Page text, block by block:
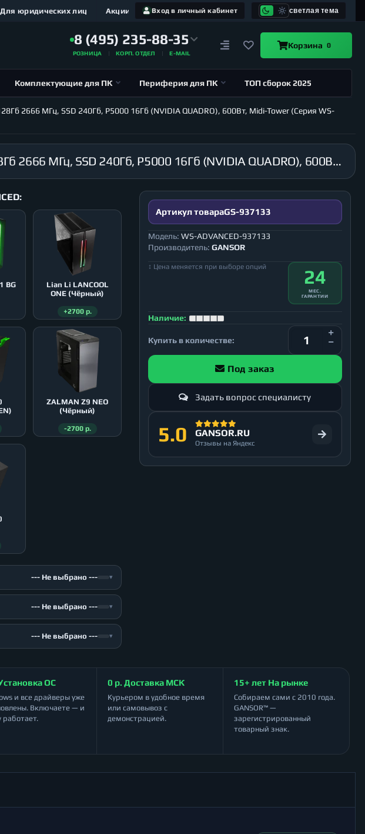
Вход в личный кабинет светлая тема
Для юридических лиц Акции
8 (495) 235-88-35
РОЗНИЦА КОРП. ОТДЕЛ E-MAIL
Корзина 0
Комплектующие для ПК Периферия для ПК ТОП сборок 2025
2666 МГц, SSD 240Гб, P5000 16Гб (NVIDIA QUADRO), 600Вт, Midi-Tower (Серия WS-
Графическая станция GANSOR-937133 Intel i9-10980XE 3.0 ГГц, X299, 128Гб 2666 МГц, SSD 240Гб, P5000 16Гб (NVIDIA QUADRO), 600Вт, Midi-Tower (Серия WS-ADVANCED)
BG
Lian Li LANCOOL
ONE (Чёрный)
+2700 р.
ZALMAN Z9 NEO
(Чёрный)
-2700 р.
--- Не выбрано --- ▾
--- Не выбрано --- ▾
--- Не выбрано --- ▾
Артикул товараGS-937133
Модель: WS-ADVANCED-937133
Производитель: GANSOR
↕ Цена меняется при выборе опций 24
МЕС.
ГАРАНТИИ
Наличие:
Купить в количестве:
Под заказ
Задать вопрос специалисту
5.0 GANSOR.RU
Отзывы на Яндекс
ОС
и все драйверы уже
Включаете — и
работает.
0 р. Доставка МСК
Курьером в удобное время
или самовывоз с
демонстрацией.
15+ лет На рынке
Собираем сами с 2010 года.
GANSOR™ —
зарегистрированный
товарный знак.